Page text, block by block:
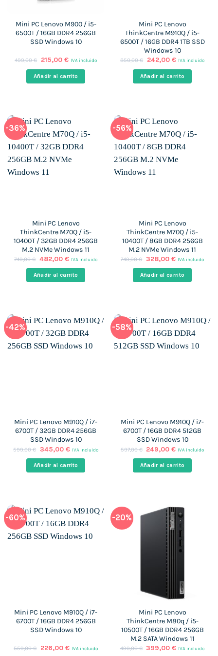
Mini PC Lenovo M900 / i5-
6500T / 16GB DDR4 256GB
SSD Windows 10
499,00€
El
original
era:
215,00 €El
actual
es:
IVA incluido
Añadir al carrito
Mini PC Lenovo
ThinkCentre M910Q / i5-
6500T / 16GB DDR4 1TB SSD
Windows 10
850,00€
El
original
era:
242,00 €El
actual
es:
IVA incluido
Añadir al carrito
-36%
Mini PC Lenovo
ThinkCentre M70Q / i5-
10400T / 32GB DDR4 256GB
M.2 NVMe Windows 11
749,00€ El
original
era:
482,00 €El
actual
es:
IVA incluido
Añadir al carrito
-56%
Mini PC Lenovo
ThinkCentre M70Q / i5-
10400T / 8GB DDR4 256GB
M.2 NVMe Windows 11
749,00€ El
original
era:
328,00 €El
actual
es:
IVA incluido
Añadir al carrito
-42%
Mini PC Lenovo M910Q / i7-
6700T / 32GB DDR4 256GB
SSD Windows 10
599,00€ El
original
era:
345,00 €El
actual
es:
IVA incluido
Añadir al carrito
-58%
Mini PC Lenovo M910Q / i7-
6700T / 16GB DDR4 512GB
SSD Windows 10
597,00€ El
original
era:
249,00€El
actual
es:
IVA incluido
Añadir al carrito
-60%
Mini PC Lenovo M910Q / i7-
6700T / 16GB DDR4 256GB
SSD Windows 10
559,00€
El
226,00 €ElIVA incluido
-20%
Mini PC Lenovo
ThinkCentre M80q / i5-
10500T / 16GB DDR4 256GB
M.2 SATA Windows 11
499,00€ El
399,00€ElIVA incluido